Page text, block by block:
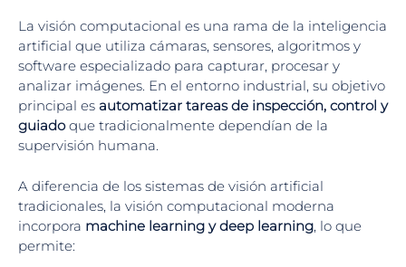
La visión computacional es una rama de la inteligencia
artificial que utiliza cámaras, sensores, algoritmos y
software especializado para capturar, procesar y
analizar imágenes. En el entorno industrial, su objetivo
principal es automatizar tareas de inspección, control y
guiadoque tradicionalmente dependían de la
supervisión humana.
A diferencia de los sistemas de visión artificial
tradicionales, la visión computacional moderna
incorpora machine learning y deep learning, lo que
permite: